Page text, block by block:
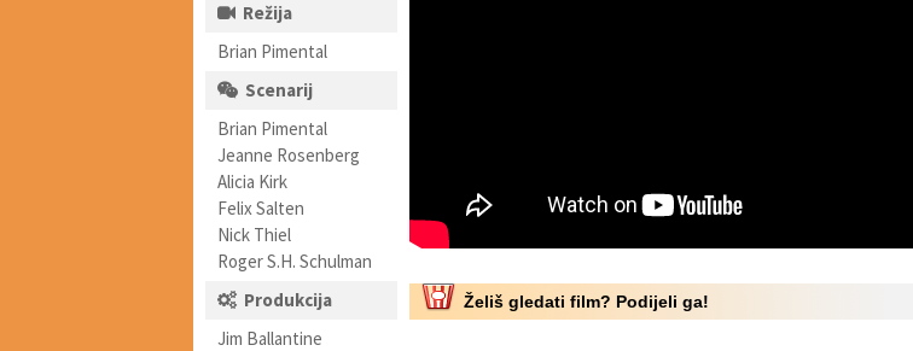
Režija
Brian Pimental
Scenarij
Brian Pimental
Jeanne Rosenberg
Alicia Kirk
Felix Salten
Nick Thiel
Roger S.H. Schulman
Produkcija
Jim Ballantine
Želiš gledati film? Podijeli ga!